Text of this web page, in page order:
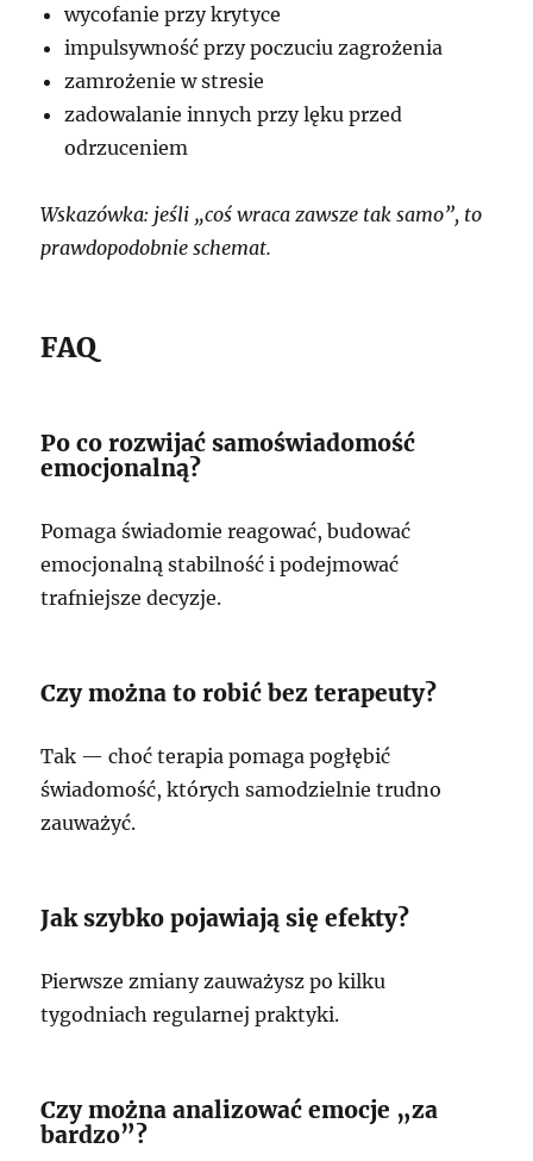
wycofanie przy krytyce
impulsywność przy poczuciu zagrożenia
zamrożenie w stresie
zadowalanie innych przy lęku przed
odrzuceniem
Wskazówka: jeśli „coś wraca zawsze tak samo”, to
prawdopodobnie schemat.
FAQ
Po co rozwijać samoświadomość
emocjonalną?
Pomaga świadomie reagować, budować
emocjonalną stabilność i podejmować
trafniejsze decyzje.
Czy można to robić bez terapeuty?
Tak — choć terapia pomaga pogłębić
świadomość, których samodzielnie trudno
zauważyć.
Jak szybko pojawiają się efekty?
Pierwsze zmiany zauważysz po kilku
tygodniach regularnej praktyki.
Czy można analizować emocje „za
bardzo”?